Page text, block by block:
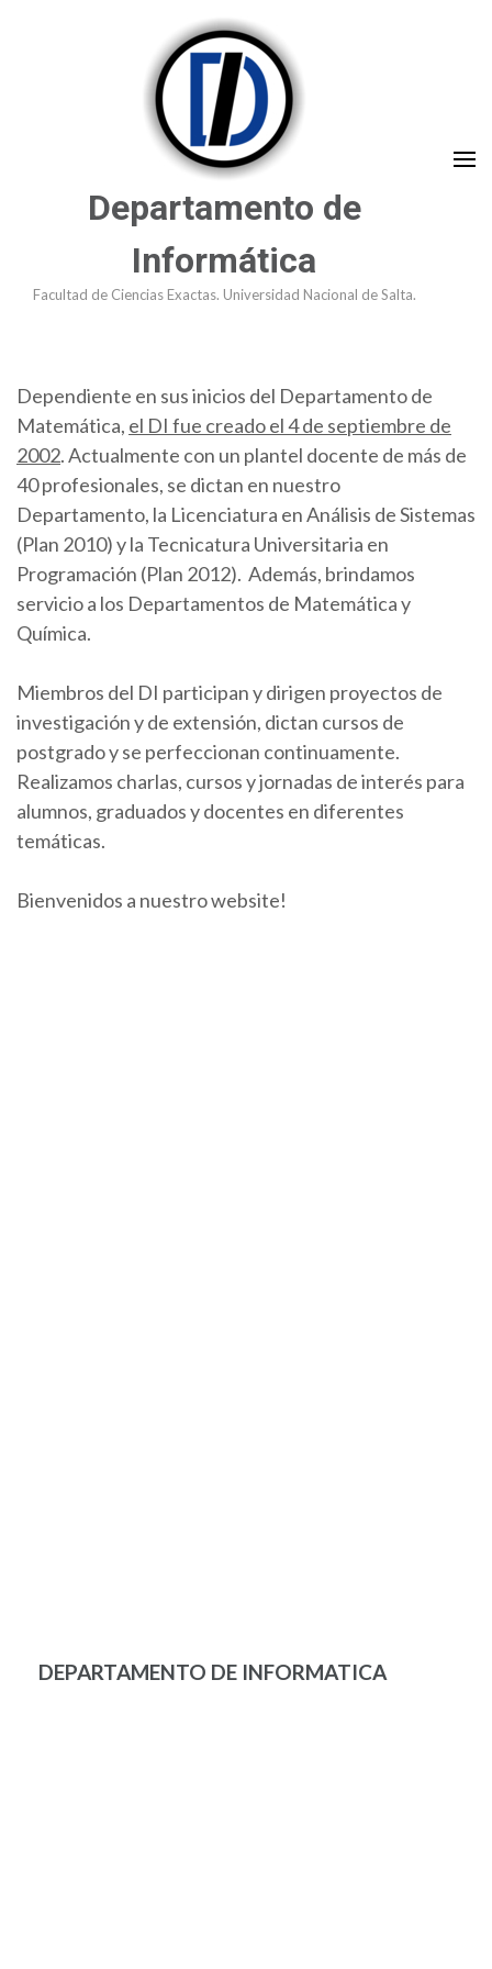
Departamento de
Informática
Facultad de Ciencias Exactas. Universidad Nacional de Salta.
Dependiente en sus inicios del Departamento de
Matemática, el DI fue creado el 4 de septiembre de
2002. Actualmente con un plantel docente de más de
40 profesionales, se dictan en nuestro
Departamento, la Licenciatura en Análisis de Sistemas
(Plan 2010) y la Tecnicatura Universitaria en
Programación (Plan 2012). Además, brindamos
servicio a los Departamentos de Matemática y
Química.
Miembros del DI participan y dirigen proyectos de
investigación y de extensión, dictan cursos de
postgrado y se perfeccionan continuamente.
Realizamos charlas, cursos y jornadas de interés para
alumnos, graduados y docentes en diferentes
temáticas.
Bienvenidos a nuestro website!
DEPARTAMENTO DE INFORMATICA